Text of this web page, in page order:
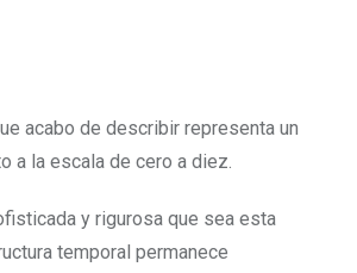
acabo de describir representa un
a la escala de cero a diez.
y rigurosa que sea esta
temporal permanece